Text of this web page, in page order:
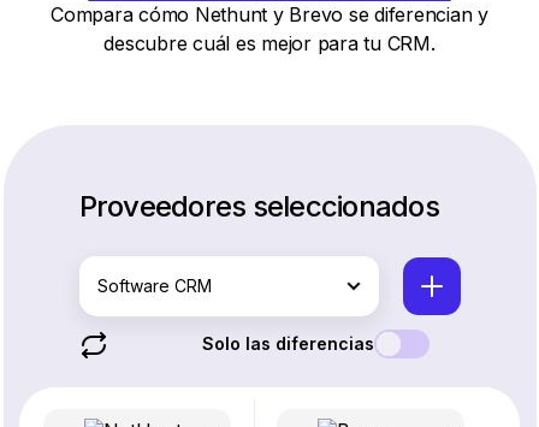
Compara cómo Nethunt y Brevo se diferencian y
descubre cuál es mejor para tu CRM.
Proveedores seleccionados
Software CRM
Solo las diferencias